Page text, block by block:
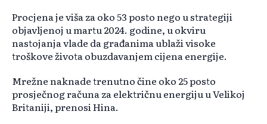
Procjena je viša za oko 53 posto nego u strategiji
objavljenoj u martu 2024. godine, u okviru
nastojanja vlade da građanima ublaži visoke
troškove života obuzdavanjem cijena energije.
Mrežne naknade trenutno čine oko 25 posto
prosječnog računa za električnu energiju u Velikoj
Britaniji, prenosi Hina.